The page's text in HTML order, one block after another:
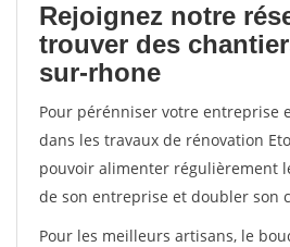
Rejoignez notre
trouver des
sur-rhone
Pour pérénniser votre entreprise
dans les travaux de rénovation
pouvoir alimenter régulièrement
de son entreprise et doubler son
Pour les meilleurs artisans, le